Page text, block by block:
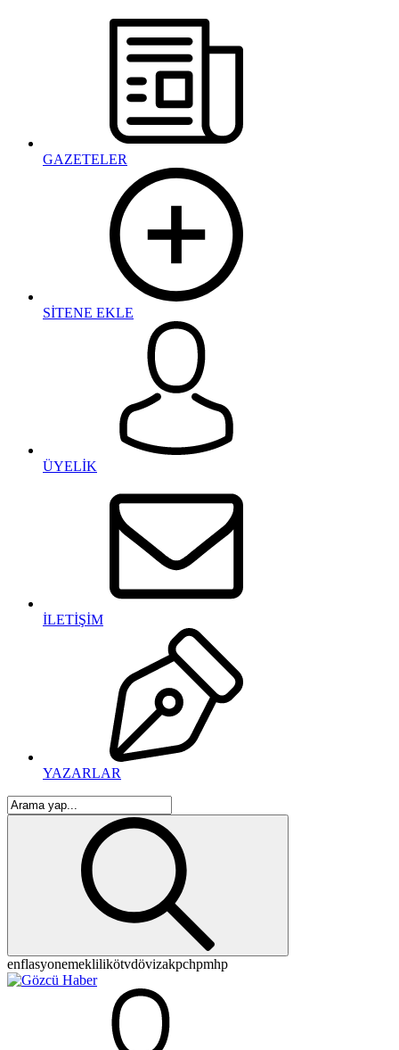
GAZETELER
SİTENE EKLE
ÜYELİK
İLETİŞİM
YAZARLAR
enflasyonemeklilikötvdövizakpchpmhp